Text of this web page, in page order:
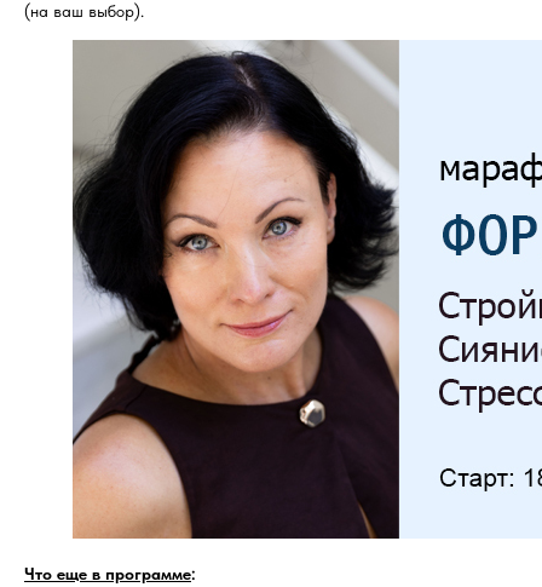
(на ваш выбор).
Что еще в программе: